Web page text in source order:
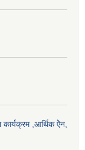
,आर्थिक ऐेन,